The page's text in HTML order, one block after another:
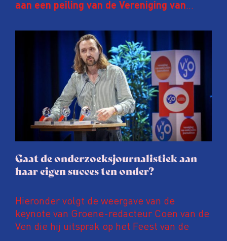
aan een peiling van de Vereniging van
afgelopen twee jaar te maken met
juridische dreiging of een juridische
procedure rond het eigen werk. Dat kost
journalisten tijd, ook ervaren zij stress en
soms worden publicaties aangepast of
gaat de hele publicatie zelfs niet door.
Gaat de onderzoeksjournalistiek aan
haar eigen succes ten onder?
Hieronder volgt de weergave van de
keynote van Groene-redacteur Coen van de
Ven die hij uitsprak op het Feest van de